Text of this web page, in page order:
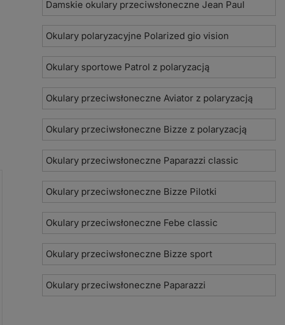
Damskie okulary przeciwsłoneczne Jean Paul
Okulary polaryzacyjne Polarized gio vision
Okulary sportowe Patrol z polaryzacją
Okulary przeciwsłoneczne Aviator z polaryzacją
Okulary przeciwsłoneczne Bizze z polaryzacją
Okulary przeciwsłoneczne Paparazzi classic
Okulary przeciwsłoneczne Bizze Pilotki
Okulary przeciwsłoneczne Febe classic
Okulary przeciwsłoneczne Bizze sport
Okulary przeciwsłoneczne Paparazzi